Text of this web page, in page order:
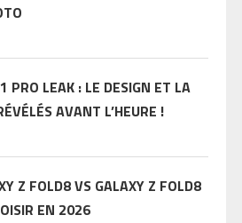
PRO LEAK : LE DESIGN ET LA
AVANT L’HEURE !
Z FOLD8 VS GALAXY Z FOLD8
EN 2026